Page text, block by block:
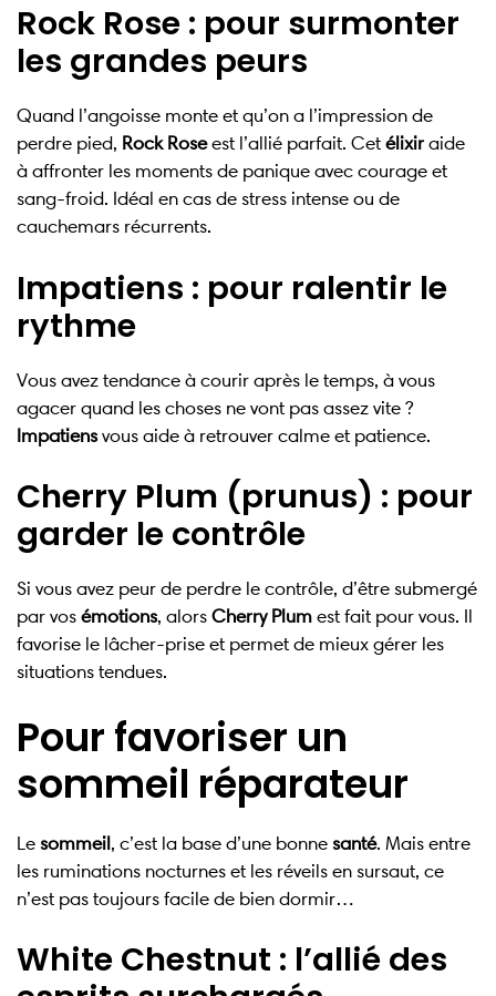
Rock Rose : pour surmonter
les grandes peurs
Quand l’angoisse monte et qu’on a l’impression de
perdre pied, Rock Roseest l’allié parfait. Cet élixir aide
à affronter les moments de panique avec courage et
sang-froid. Idéal en cas de stress intense ou de
cauchemars récurrents.
Impatiens : pour ralentir le
rythme
Vous avez tendance à courir après le temps, à vous
agacer quand les choses ne vont pas assez vite ?
Impatiensvous aide à retrouver calme et patience.
Cherry Plum (prunus) : pour
garder le contrôle
Si vous avez peur de perdre le contrôle, d’être submergé
par vos émotions, alors Cherry Plum est fait pour vous. Il
favorise le lâcher-prise et permet de mieux gérer les
situations tendues.
Pour favoriser un
sommeil réparateur
Le sommeil, c’est la base d’une bonne santé. Mais entre
les ruminations nocturnes et les réveils en sursaut, ce
n’est pas toujours facile de bien dormir…
White Chestnut : l’allié des